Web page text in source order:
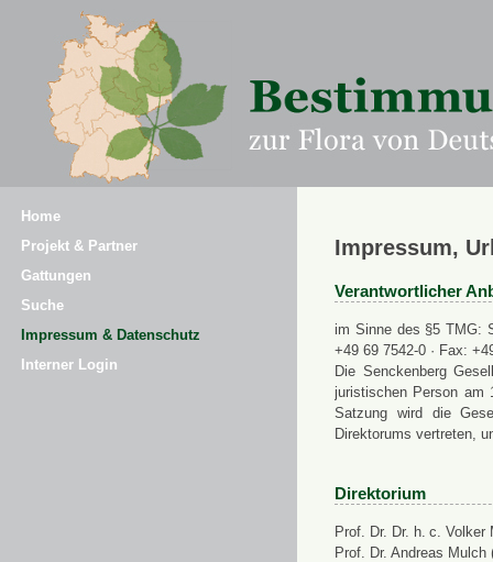
Home
Projekt & Partner
Gattungen
Suche
Impressum & Datenschutz
Interner Login
Impressum,
Verantwortlicher
im Sinne des §5 TMG:
+49 69 7542-0 · Fax:
Die Senckenberg
juristischen Person am
Satzung wird die
Direktorums vertreten,
Direktorium
Prof. Dr. Dr. h. c. Volker
Prof. Dr. Andreas